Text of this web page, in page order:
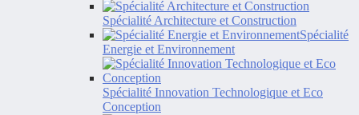
Spécialité Architecture et Construction
Spécialité
Energie et Environnement
Spécialité Innovation Technologique et Eco
Conception